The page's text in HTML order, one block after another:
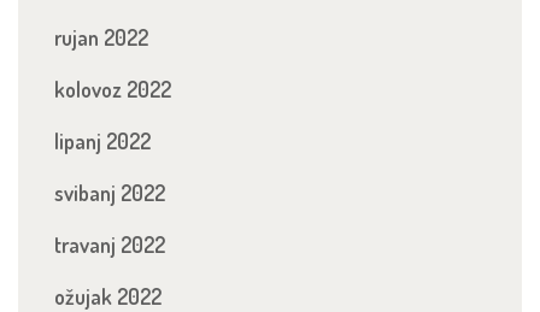
rujan 2022
kolovoz 2022
lipanj 2022
svibanj 2022
travanj 2022
ožujak 2022